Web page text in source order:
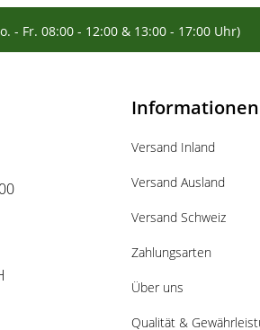
- Fr. 08:00 - 12:00 & 13:00 - 17:00 Uhr)
Informationen
Versand Inland
Versand Ausland
Versand Schweiz
Zahlungsarten
Über uns
Qualität &